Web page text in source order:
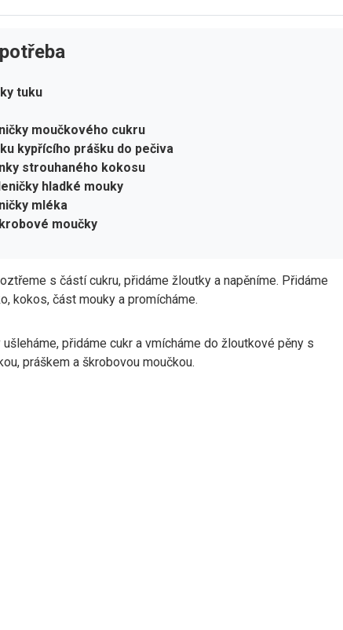
tuku
moučkového cukru
kypřícího prášku do pečiva
strouhaného kokosu
hladké mouky
mléka
moučky
s částí cukru, přidáme žloutky a napěníme. Přidáme
kokos, část mouky a promícháme.
ušleháme, přidáme cukr a vmícháme do žloutkové pěny s
práškem a škrobovou moučkou.